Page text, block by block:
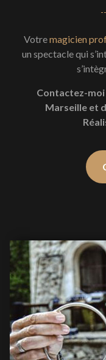
Votremagicien
un spectacle qui
Contactez-moi
Marseille et